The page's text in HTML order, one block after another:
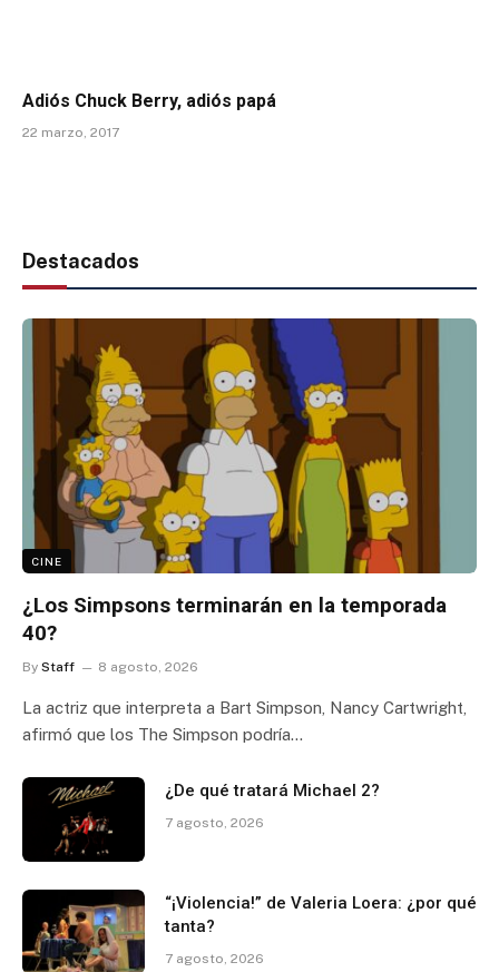
Adiós Chuck Berry, adiós papá
22 marzo, 2017
Destacados
CINE
¿Los Simpsons terminarán en la temporada
40?
By Staff 8 agosto, 2026
La actriz que interpreta a Bart Simpson, Nancy Cartwright,
afirmó que los The Simpson podría…
¿De qué tratará Michael 2?
7 agosto, 2026
“¡Violencia!” de Valeria Loera: ¿por qué
tanta?
7 agosto, 2026